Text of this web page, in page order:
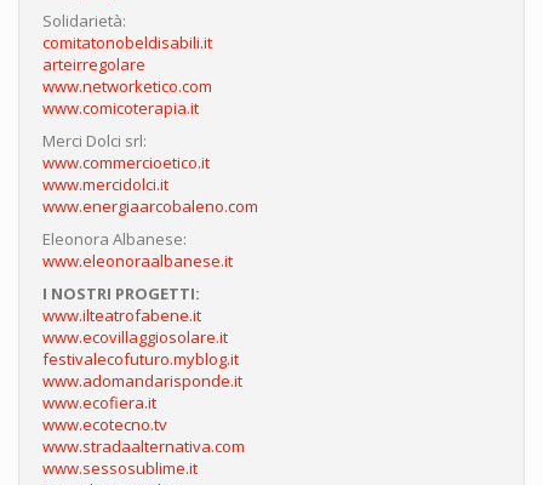
Solidarietà:
comitatonobeldisabili.it
arteirregolare
www.networketico.com
www.comicoterapia.it
Merci Dolci srl:
www.commercioetico.it
www.mercidolci.it
www.energiaarcobaleno.com
Eleonora Albanese:
www.eleonoraalbanese.it
I NOSTRI PROGETTI:
www.ilteatrofabene.it
www.ecovillaggiosolare.it
festivalecofuturo.myblog.it
www.adomandarisponde.it
www.ecofiera.it
www.ecotecno.tv
www.stradaalternativa.com
www.sessosublime.it